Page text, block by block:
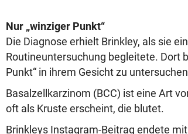
Nur „winziger Punkt“
Die Diagnose erhielt Brinkley, als sie
Routineuntersuchung begleitete. Dort
Punkt“ in ihrem Gesicht zu
Basalzellkarzinom (BCC) ist eine Art
oft als Kruste erscheint, die blutet.
Brinkleys Instagram-Beitrag endete